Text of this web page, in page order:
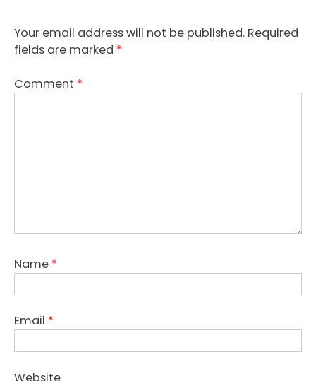
Your email address will not be published. Required
fields are marked *
Comment *
Name *
Email *
Website